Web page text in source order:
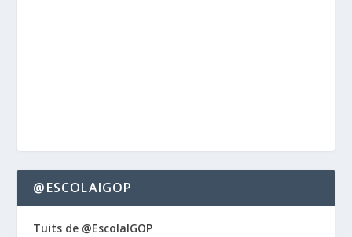
@ESCOLAIGOP
Tuits de @EscolaIGOP